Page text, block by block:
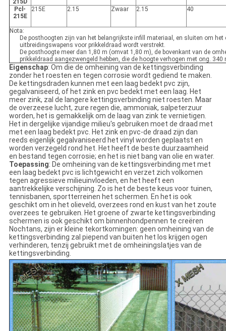
215D
Pcl-
215E
215E 2.15 Zwaar 2.15 40
Nota:
De posthoogten zijn van het belangrijkste infill materiaal, en sluiten om
uitbreidingswapens voor prikkeldraad wordt verstrekt.
De posthoogte meer dan 1,80 m (omvat 1,80 m), de bovenkant van de
prikkeldraad aangezwengeld hebben, die de hoogte verhogen met ong. 340
Eigenschap: Om die de omheining van de kettingsverbinding
zonder het roesten en tegen corrosie wordt gediend te maken.
De kettingsdraden kunnen met een laag bedekt pvc zijn,
gegalvaniseerd, of het zink en pvc bedekt met een laag. Het
meer zink, zal de langere kettingsverbinding niet roesten. Maar
de overzeese lucht, zure regen die, ammoniak, salpeterzuur
worden, het is gemakkelijk om de laag van zink te vernietigen.
Het in dergelijke vijandige milieu's gebruiken moet de draad met
met een laag bedekt pvc. Het zink en pvc-de draad zijn dan
reeds eigenlijk gegalvaniseerd het vinyl worden geplaatst en
worden verzegeld rond het. Het heeft de beste duurzaamheid
en bestand tegen corrosie; en het is niet bang van olie en water.
Toepassing: De omheining van de kettingsverbinding met met
een laag bedekt pvc is lichtgewicht en verzet zich volkomen
tegen agressieve milieuinvloeden, en het heeft een
aantrekkelijke verschijning. Zo is het de beste keus voor tuinen,
tennisbanen, sportterreinen het schermen. En het is ook
geschikt om in het olieveld, overzees rond en kust van het zoute
overzees te gebruiken. Het groene of zwarte kettingsverbinding
schermen is ook geschikt om binnenhondpennen te creëren
Nochtans, zijn er kleine tekortkomingen: geen omheining van de
kettingsverbinding zal piepend van buiten het los krijgen ogen
verhinderen, tenzij gebruikt met de omheiningslatjes van de
kettingsverbinding.